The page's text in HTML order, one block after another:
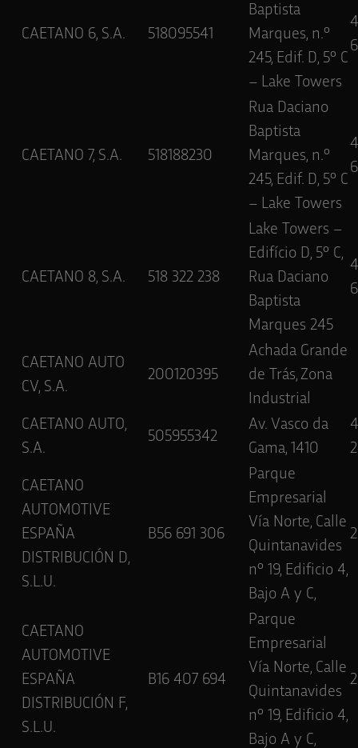
CAETANO 6, S.A. 518095541
Baptista
Marques, n.º
245, Edif. D, 5º C
– Lake Towers
CAETANO 7, S.A. 518188230
Rua Daciano
Baptista
Marques, n.º
245, Edif. D, 5º C
– Lake Towers
CAETANO 8, S.A. 518 322 238
Lake Towers –
Edifício D, 5º C,
Rua Daciano
Baptista
Marques 245
CAETANO AUTO
CV, S.A.
200120395
Achada Grande
de Trás, Zona
Industrial
CAETANO AUTO,
S.A.
505955342
Av. Vasco da
Gama, 1410
CAETANO
AUTOMOTIVE
ESPAÑA
DISTRIBUCIÓN D,
S.L.U.
B56 691 306
Parque
Empresarial
Vía Norte, Calle
Quintanavides
nº 19, Edificio 4,
Bajo A y C,
CAETANO
AUTOMOTIVE
ESPAÑA
DISTRIBUCIÓN F,
S.L.U.
B16 407 694
Parque
Empresarial
Vía Norte, Calle
Quintanavides
nº 19, Edificio 4,
Bajo A y C,